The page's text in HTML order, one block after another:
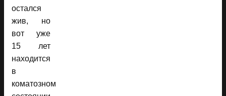
остался
жив, но
вот уже
15 лет
находится
в
коматозном